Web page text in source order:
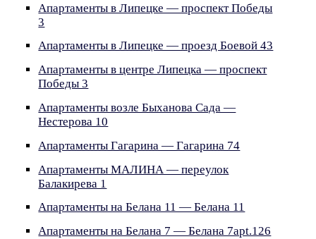
Апартаменты в Липецке — проспект Победы
3
Апартаменты в Липецке — проезд Боевой 43
Апартаменты в центре Липецка — проспект
Победы 3
Апартаменты возле Быханова Сада —
Нестерова 10
Апартаменты Гагарина — Гагарина 74
Апартаменты МАЛИНА — переулок
Балакирева 1
Апартаменты на Белана 11 — Белана 11
Апартаменты на Белана 7 — Белана 7apt.126